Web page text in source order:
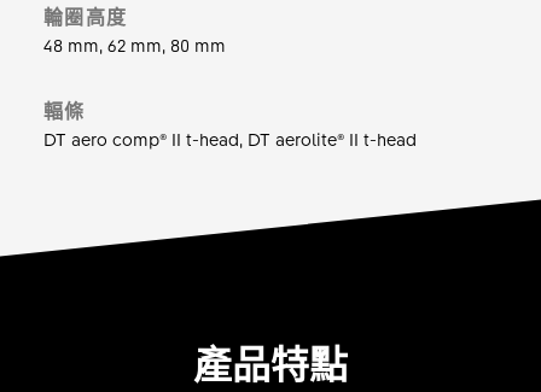
ARC 1100 DICUT 80
組， 同時也是頂尖三鐵選手的比賽指定款。
不論在筆直的賽道或急彎中， 都能讓您平穩且快速地
和低風阻的代表， 帶您穿越彎曲起伏的賽道， 朝終
輪圈高度
48 mm, 62 mm, 80 mm
輻條
DT aero comp® II t-head, DT aerolite® II t-head
產品特點